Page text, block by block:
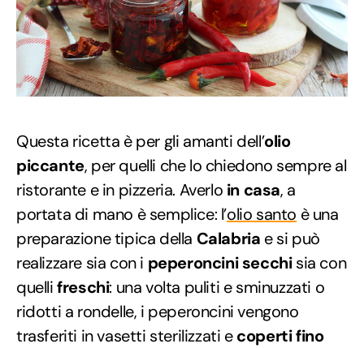
Questa ricetta è per gli amanti dell’olio
piccante, per quelli che lo chiedono sempre al
ristorante e in pizzeria. Averlo in casa, a
portata di mano è semplice: l’olio santo è una
preparazione tipica della Calabria e si può
realizzare sia con i peperoncini secchisia con
quellifreschi: una volta puliti e sminuzzati o
ridotti a rondelle, i peperoncini vengono
trasferiti in vasetti sterilizzati ecoperti fino